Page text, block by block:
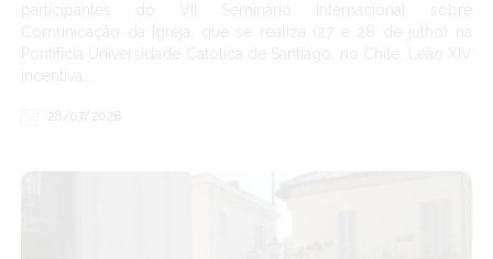
participantes do VII Seminário Internacional sobre
Comunicação da Igreja, que se realiza (27 e 28 de julho) na
Pontifícia Universidade Católica de Santiago, no Chile, Leão XIV
incentiva...
28/07/2026